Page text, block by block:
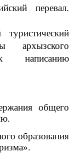
перевал.
туристический
архызского
написанию
общего
образования